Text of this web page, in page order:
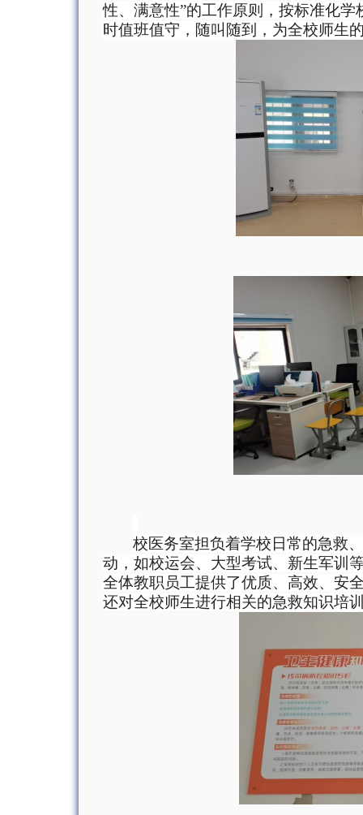
性、满意性”的工作原则，按标准化
时值班值守，随叫随到， 为全校师生
校 医务室担负着学校日常的急救
动，如校运会、大型考试、新生军训
全体教职员工提供了优质、高效、安
还对全校师生进行相关的急救知识培